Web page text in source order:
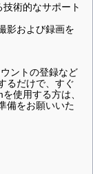
術的なサポート
影および録画を
ントの登録など
るだけで、すぐ
使用する方は、
備をお願いいた